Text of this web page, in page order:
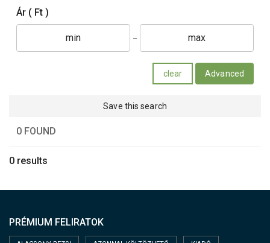
Ár ( Ft )
clear Advanced
Save this search
0 FOUND
0 results
PRÉMIUM FELIRATOK